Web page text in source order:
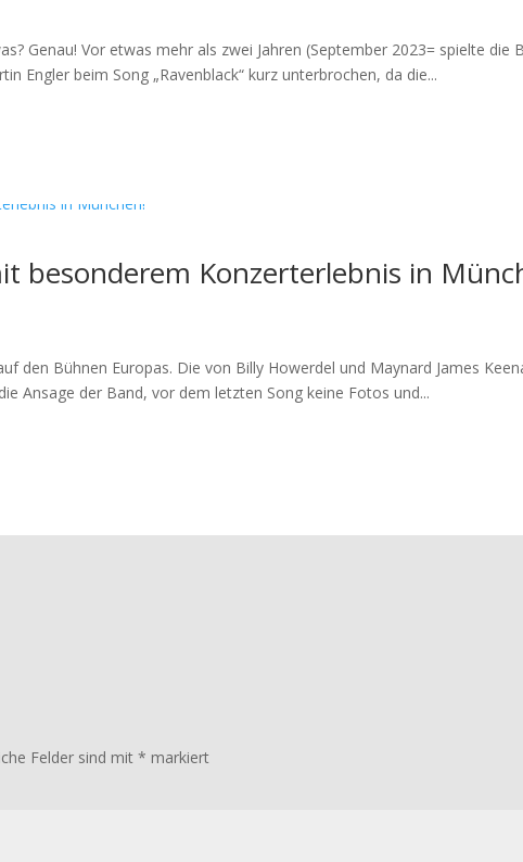
Genau! Vor etwas mehr als zwei Jahren (September 2023= spielte die
Engler beim Song „Ravenblack“ kurz unterbrochen, da die...
besonderem Konzerterlebnis in
den Bühnen Europas. Die von Billy Howerdel und Maynard James
Ansage der Band, vor dem letzten Song keine Fotos und...
Felder sind mit * markiert